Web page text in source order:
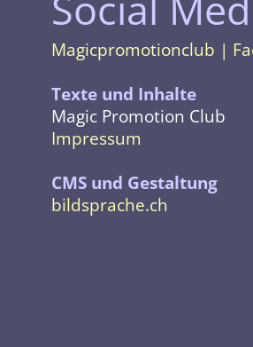
Magicpromotionclub |
Texte und Inhalte
Magic Promotion Club
Impressum
CMS und Gestaltung
bildsprache.ch